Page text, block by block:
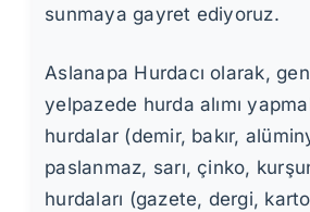
sunmaya gayret ediyoruz.
Aslanapa Hurdacı olarak,
yelpazede hurda alımı
hurdalar (demir, bakır,
paslanmaz, sarı, çinko,
hurdaları (gazete, dergi,